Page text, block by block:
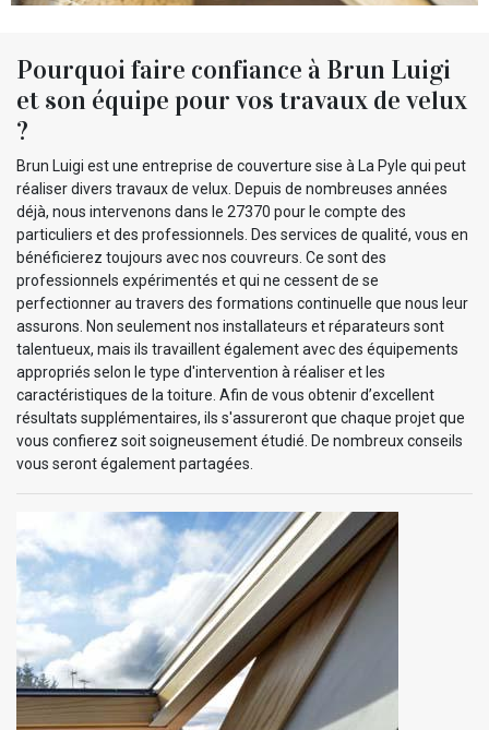
Pourquoi faire confiance à Brun Luigi
et son équipe pour vos travaux de velux
?
Brun Luigi est une entreprise de couverture sise à La Pyle qui peut
réaliser divers travaux de velux. Depuis de nombreuses années
déjà, nous intervenons dans le 27370 pour le compte des
particuliers et des professionnels. Des services de qualité, vous en
bénéficierez toujours avec nos couvreurs. Ce sont des
professionnels expérimentés et qui ne cessent de se
perfectionner au travers des formations continuelle que nous leur
assurons. Non seulement nos installateurs et réparateurs sont
talentueux, mais ils travaillent également avec des équipements
appropriés selon le type d'intervention à réaliser et les
caractéristiques de la toiture. Afin de vous obtenir d’excellent
résultats supplémentaires, ils s'assureront que chaque projet que
vous confierez soit soigneusement étudié. De nombreux conseils
vous seront également partagées.